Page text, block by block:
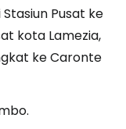
Pusat ke
kota Lamezia,
ke Caronte